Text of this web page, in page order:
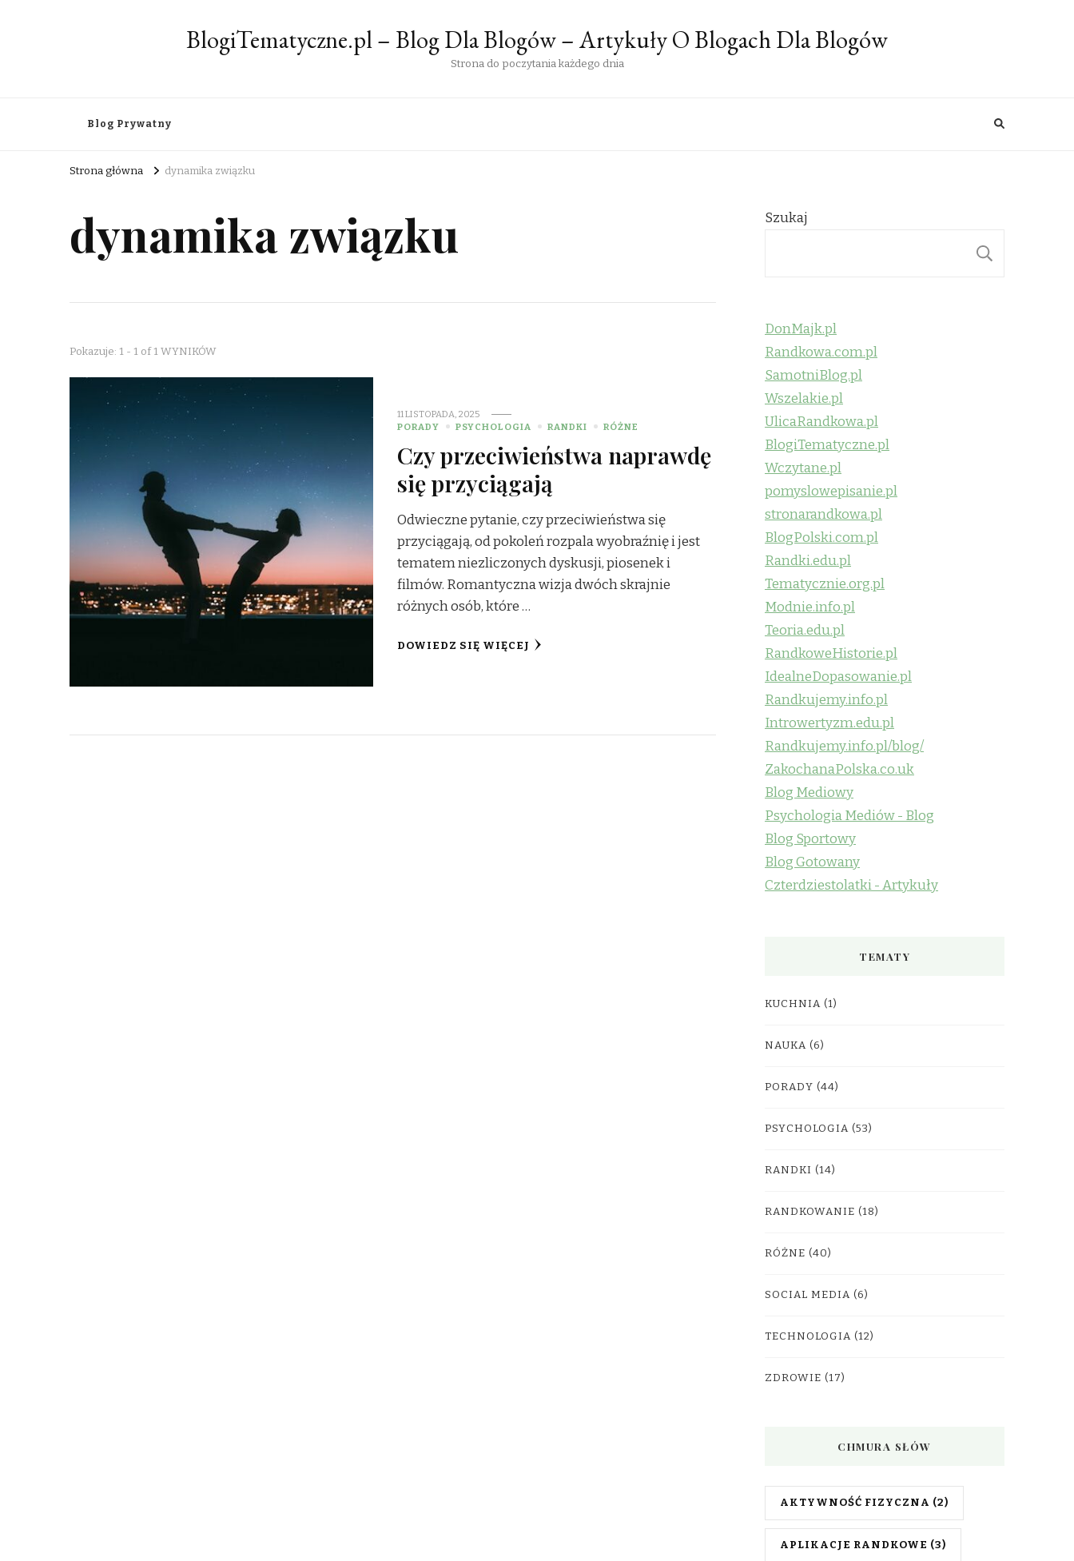
BlogiTematyczne.pl – Blog Dla Blogów – Artykuły O Blogach Dla Blogów
Strona do poczytania każdego dnia
Blog Prywatny
Strona główna dynamika związku
dynamika związku
Pokazuje: 1 - 1 of 1 WYNIKÓW
11 LISTOPADA, 2025
PORADY
PSYCHOLOGIA RANDKI RÓŻNE
Czy przeciwieństwa naprawdę
się przyciągają
Odwieczne pytanie, czy przeciwieństwa się
przyciągają, od pokoleń rozpala wyobraźnię i jest
tematem niezliczonych dyskusji, piosenek i
filmów. Romantyczna wizja dwóch skrajnie
różnych osób, które …
DOWIEDZ SIĘ WIĘCEJ
Szukaj
DonMajk.pl
Randkowa.com.pl
SamotniBlog.pl
Wszelakie.pl
UlicaRandkowa.pl
BlogiTematyczne.pl
Wczytane.pl
pomyslowepisanie.pl
stronarandkowa.pl
BlogPolski.com.pl
Randki.edu.pl
Tematycznie.org.pl
Modnie.info.pl
Teoria.edu.pl
RandkoweHistorie.pl
IdealneDopasowanie.pl
Randkujemy.info.pl
Introwertyzm.edu.pl
Randkujemy.info.pl/blog/
ZakochanaPolska.co.uk
Blog Mediowy
Psychologia Mediów - Blog
Blog Sportowy
Blog Gotowany
Czterdziestolatki - Artykuły
TEMATY
KUCHNIA (1)
NAUKA (6)
PORADY (44)
PSYCHOLOGIA (53)
RANDKI (14)
RANDKOWANIE (18)
RÓŻNE (40)
SOCIAL MEDIA (6)
TECHNOLOGIA (12)
ZDROWIE (17)
CHMURA SŁÓW
AKTYWNOŚĆ FIZYCZNA (2)
APLIKACJE RANDKOWE (3)